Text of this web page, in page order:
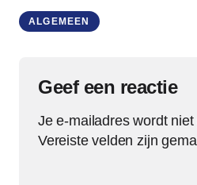
ALGEMEEN
Geef een reactie
Je e-mailadres wordt
Vereiste velden zijn